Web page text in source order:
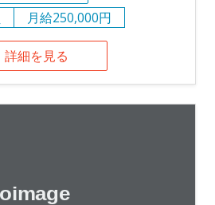
月給250,000円
詳細を見る